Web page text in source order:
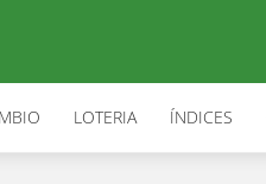
LOTERIA ÍNDICES